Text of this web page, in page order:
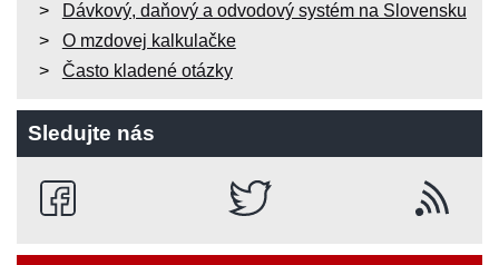
Dávkový, daňový a odvodový systém na Slovensku
O mzdovej kalkulačke
Často kladené otázky
Sledujte nás